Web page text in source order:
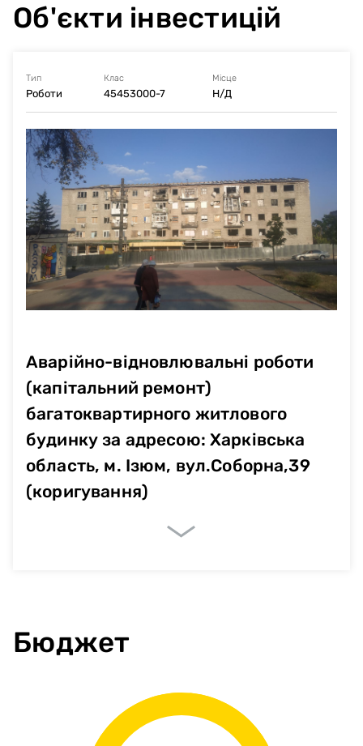
Об'єкти інвестицій
Тип
Роботи
Клас
45453000-7
Місце
Н/Д
Аварійно-відновлювальні роботи
(капітальний ремонт)
багатоквартирного житлового
будинку за адресою: Харківська
область, м. Ізюм, вул.Соборна,39
(коригування)
Бюджет